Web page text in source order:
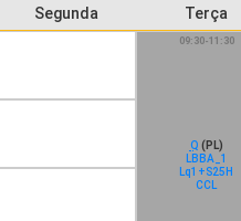
Segunda
Terça
09:30-11:30
Q (PL)
LBBA_1
Lq1+S25H
CCL